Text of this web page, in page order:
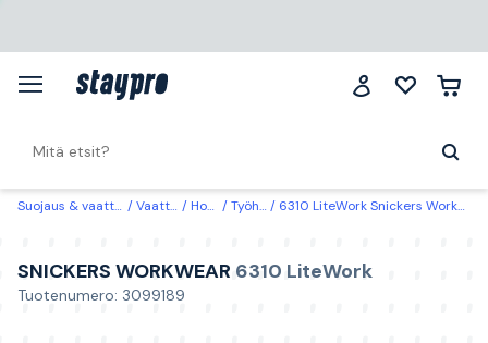
Suojaus & vaatteet Vaatteet Housut Työhousut 6310 LiteWork Snickers Workwear Työhousut musta Musta
SNICKERS WORKWEAR 6310 LiteWork
Tuotenumero: 3099189